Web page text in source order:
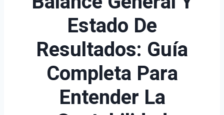
Estado De
Resultados: Guía
Completa Para
Entender La